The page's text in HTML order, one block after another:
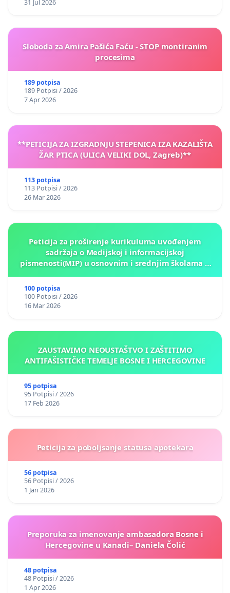
31 Jul 2026
Sloboda za Amira Pašića Faću - STOP montiranim
procesima
189 potpisa
189 Potpisi / 2026
7 Apr 2026
**PETICIJA ZA IZGRADNJU STEPENICA IZA KAZALIŠTA
ŽAR PTICA (ULICA VELIKI DOL, Zagreb)**
113 potpisa
113 Potpisi / 2026
26 Mar 2026
Peticija za proširenje kurikuluma uvođenjem
sadržaja o Medijskoj i informacijskoj
pismenosti(MIP) u osnovnim i srednjim školama u
100 potpisa
100 Potpisi / 2026
16 Mar 2026
ZAUSTAVIMO NEOUSTAŠTVO I ZAŠTITIMO
ANTIFAŠISTIČKE TEMELJE BOSNE I HERCEGOVINE
95 potpisa
95 Potpisi / 2026
17 Feb 2026
Peticija za poboljsanje statusa apotekara
56 potpisa
56 Potpisi / 2026
1 Jan 2026
Preporuka za imenovanje ambasadora Bosne i
Hercegovine u Kanadi– Daniela Čolić
48 potpisa
48 Potpisi / 2026
1 Apr 2026